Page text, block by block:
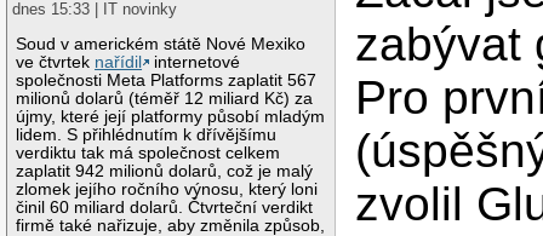
dnes 15:33 | IT novinky
Soud v americkém státě Nové Mexiko
ve čtvrtek nařídil
internetové
společnosti Meta Platforms zaplatit 567
milionů dolarů (téměř 12 miliard Kč) za
újmy, které její platformy působí mladým
lidem. S přihlédnutím k dřívějšímu
verdiktu tak má společnost celkem
zaplatit 942 milionů dolarů, což je malý
zlomek jejího ročního výnosu, který loni
činil 60 miliard dolarů. Čtvrteční verdikt
firmě také nařizuje, aby změnila způsob,
zabývat
Pro
zvolil